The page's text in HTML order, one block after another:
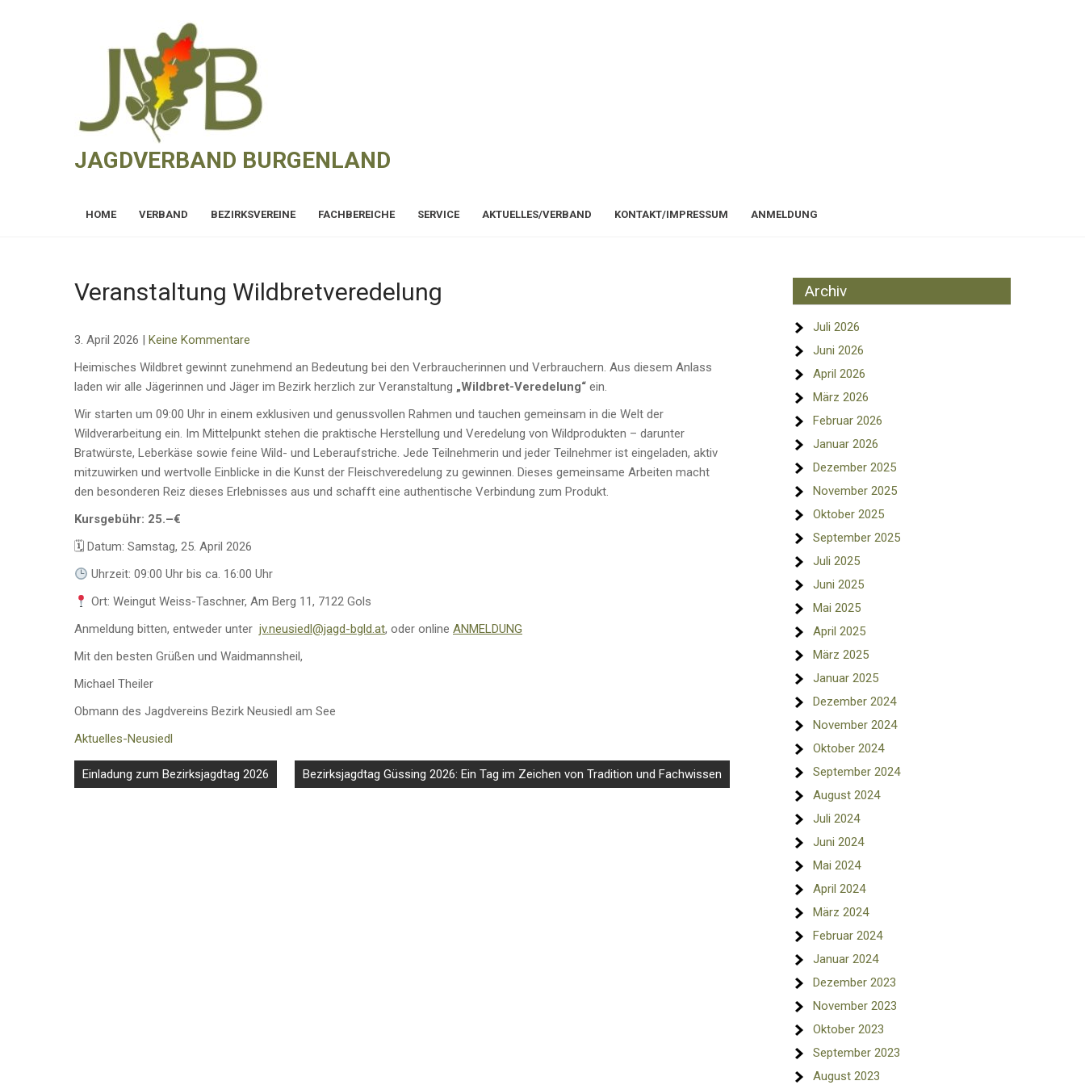
JAGDVERBAND BURGENLAND
HOME VERBAND BEZIRKSVEREINE FACHBEREICHE SERVICE AKTUELLES/VERBAND KONTAKT/IMPRESSUM ANMELDUNG
Veranstaltung Wildbretveredelung
3. April 2026 | Keine Kommentare
Heimisches Wildbret gewinnt zunehmend an Bedeutung bei den Verbraucherinnen und Verbrauchern. Aus diesem Anlass
laden wir alle Jägerinnen und Jäger im Bezirk herzlich zur Veranstaltung „Wildbret-Veredelung“ ein.
Wir starten um 09:00 Uhr in einem exklusiven und genussvollen Rahmen und tauchen gemeinsam in die Welt der
Wildverarbeitung ein. Im Mittelpunkt stehen die praktische Herstellung und Veredelung von Wildprodukten – darunter
Bratwürste, Leberkäse sowie feine Wild- und Leberaufstriche. Jede Teilnehmerin und jeder Teilnehmer ist eingeladen, aktiv
mitzuwirken und wertvolle Einblicke in die Kunst der Fleischveredelung zu gewinnen. Dieses gemeinsame Arbeiten macht
den besonderen Reiz dieses Erlebnisses aus und schafft eine authentische Verbindung zum Produkt.
Kursgebühr: 25.–€
🗓 Datum: Samstag, 25. April 2026
Uhrzeit: 09:00 Uhr bis ca. 16:00 Uhr
Ort: Weingut Weiss-Taschner, Am Berg 11, 7122 Gols
Anmeldung bitten, entweder unter jv.neusiedl@jagd-bgld.at, oder online ANMELDUNG
Mit den besten Grüßen und Waidmannsheil,
Michael Theiler
Obmann des Jagdvereins Bezirk Neusiedl am See
Aktuelles-Neusiedl
Beitragsnavigation
Einladung zum Bezirksjagdtag 2026 Bezirksjagdtag Güssing 2026: Ein Tag im Zeichen von Tradition und Fachwissen
Archiv
Juli 2026
Juni 2026
April 2026
März 2026
Februar 2026
Januar 2026
Dezember 2025
November 2025
Oktober 2025
September 2025
Juli 2025
Juni 2025
Mai 2025
April 2025
März 2025
Januar 2025
Dezember 2024
November 2024
Oktober 2024
September 2024
August 2024
Juli 2024
Juni 2024
Mai 2024
April 2024
März 2024
Februar 2024
Januar 2024
Dezember 2023
November 2023
Oktober 2023
September 2023
August 2023